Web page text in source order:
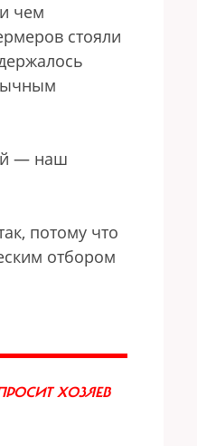
чем
стояли
— наш
потому что
отбором
ХОЗЯЕВ